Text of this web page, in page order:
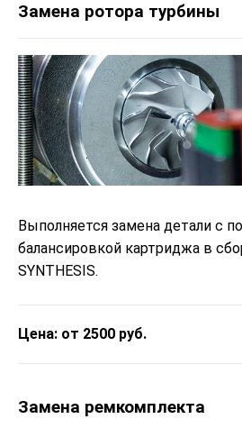
Замена ротора турбины
Выполняется замена детали с
балансировкой картриджа в
SYNTHESIS.
Цена: от 2500 руб.
Замена ремкомплекта